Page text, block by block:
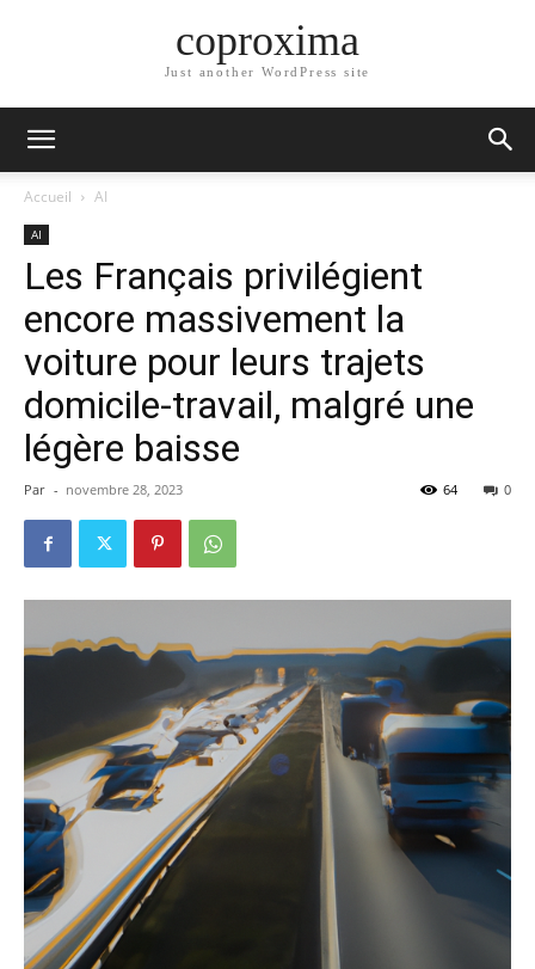
coproxima
Just another WordPress site
Accueil AI
AI
Les Français privilégient
encore massivement la
voiture pour leurs trajets
domicile-travail, malgré une
légère baisse
Par - novembre 28, 2023 0
64